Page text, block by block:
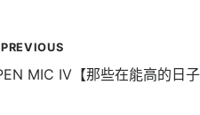
PREVIOUS
MIC IV【那些在能高的日子